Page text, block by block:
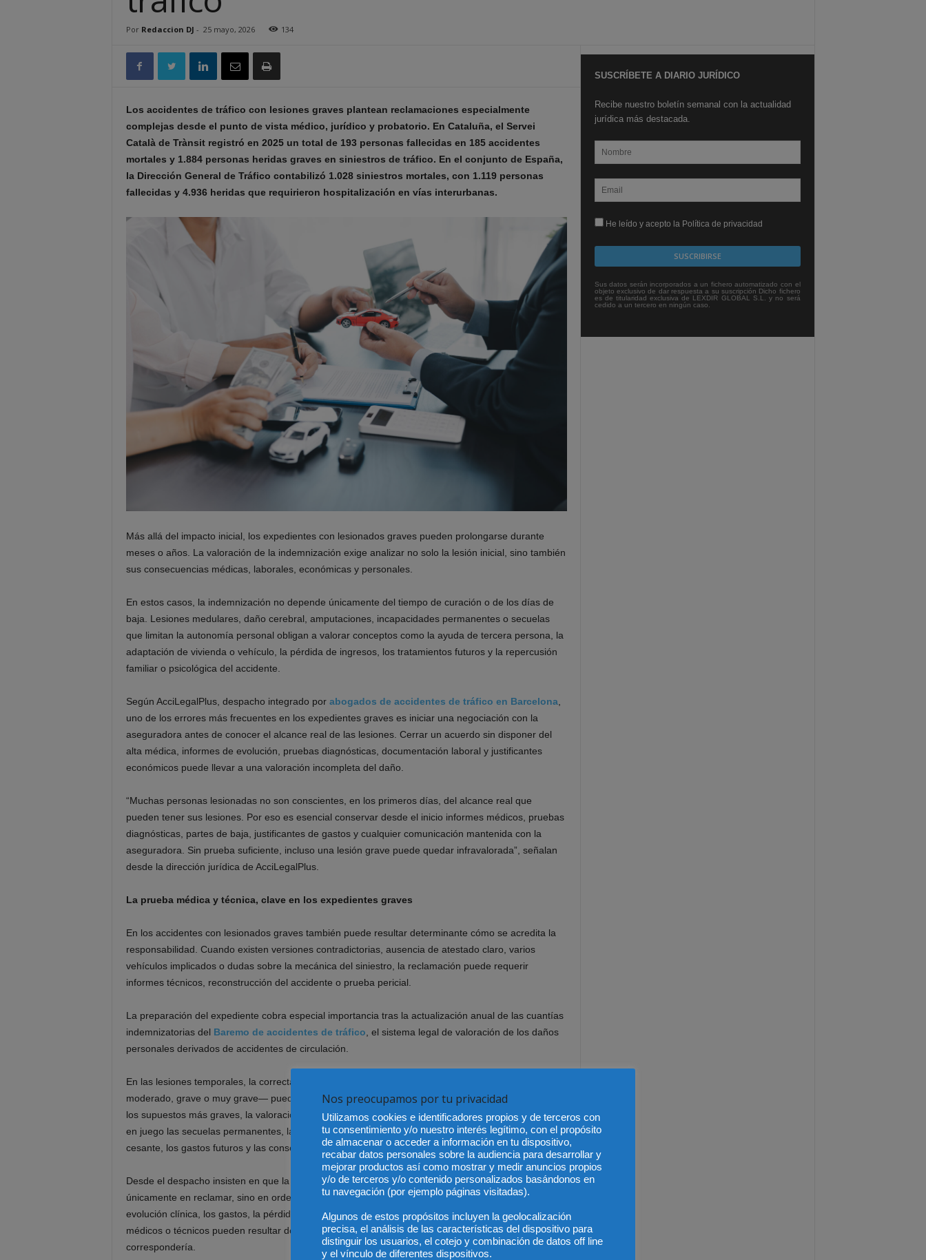
Por Redaccion DJ - 25 mayo, 2026 134
Los accidentes de tráfico con lesiones graves plantean reclamaciones especialmente
complejas desde el punto de vista médico, jurídico y probatorio. En Cataluña, el Servei
Català de Trànsit registró en 2025 un total de 193 personas fallecidas en 185 accidentes
mortales y 1.884 personas heridas graves en siniestros de tráfico. En el conjunto de España,
la Dirección General de Tráfico contabilizó 1.028 siniestros mortales, con 1.119 personas
fallecidas y 4.936 heridas que requirieron hospitalización en vías interurbanas.
Más allá del impacto inicial, los expedientes con lesionados graves pueden prolongarse durante
meses o años. La valoración de la indemnización exige analizar no solo la lesión inicial, sino también
sus consecuencias médicas, laborales, económicas y personales.
En estos casos, la indemnización no depende únicamente del tiempo de curación o de los días de
baja. Lesiones medulares, daño cerebral, amputaciones, incapacidades permanentes o secuelas
que limitan la autonomía personal obligan a valorar conceptos como la ayuda de tercera persona, la
adaptación de vivienda o vehículo, la pérdida de ingresos, los tratamientos futuros y la repercusión
familiar o psicológica del accidente.
Según AcciLegalPlus, despacho integrado por abogados de accidentes de tráfico en Barcelona
uno de los errores más frecuentes en los expedientes graves es iniciar una negociación con la
aseguradora antes de conocer el alcance real de las lesiones. Cerrar un acuerdo sin disponer del
alta médica, informes de evolución, pruebas diagnósticas, documentación laboral y justificantes
económicos puede llevar a una valoración incompleta del daño.
“Muchas personas lesionadas no son conscientes, en los primeros días, del alcance real que
pueden tener sus lesiones. Por eso es esencial conservar desde el inicio informes médicos, pruebas
diagnósticas, partes de baja, justificantes de gastos y cualquier comunicación mantenida con la
aseguradora. Sin prueba suficiente, incluso una lesión grave puede quedar infravalorada”, señalan
desde la dirección jurídica de AcciLegalPlus.
La prueba médica y técnica, clave en los expedientes graves
En los accidentes con lesionados graves también puede resultar determinante cómo se acredita la
responsabilidad. Cuando existen versiones contradictorias, ausencia de atestado claro, varios
vehículos implicados o dudas sobre la mecánica del siniestro, la reclamación puede requerir
informes técnicos, reconstrucción del accidente o prueba pericial.
La preparación del expediente cobra especial importancia tras la actualización anual de las cuantías
indemnizatorias del Baremo de accidentes de tráfico , el sistema legal de valoración de los daños
personales derivados de accidentes de circulación.
En las lesiones temporales, la correcta clasificación de los días de perjuicio personal —básico,
moderado, grave o muy grave— puede incidir directamente en la indemnización. Sin embargo, en
los supuestos más graves, la valoración no se limita a los días de curación. También pueden entrar
en juego las secuelas permanentes, la pérdida de calidad de vida, la ayuda de terceros, el lucro
cesante, los gastos futuros y las consecuencias laborales derivadas del accidente.
Desde el despacho insisten en que la primera fase de un expediente grave no debería centrarse
únicamente en reclamar, sino en ordenar la prueba. La documentación médica completa, la
evolución clínica, los gastos, la pérdida económica y, cuando proceda, los informes periciales
médicos o técnicos pueden resultar decisivos para evitar una indemnización inferior a la que
correspondería.
SUSCRÍBETE A DIARIO JURÍDICO
Recibe nuestro boletín semanal con la actualidad
jurídica más destacada.
He leído y acepto la Política de privacidad
Sus datos serán incorporados a un fichero automatizado con el
objeto exclusivo de dar respuesta a su suscripción Dicho fichero
es de titularidad exclusiva de LEXDIR GLOBAL S.L. y no será
cedido a un tercero en ningún caso.
Nos preocupamos por tu privacidad
Utilizamos cookies e identificadores propios y de terceros con
tu consentimiento y/o nuestro interés legítimo, con el propósito
de almacenar o acceder a información en tu dispositivo,
recabar datos personales sobre la audiencia para desarrollar y
mejorar productos así como mostrar y medir anuncios propios
y/o de terceros y/o contenido personalizados basándonos en
tu navegación (por ejemplo páginas visitadas).
Algunos de estos propósitos incluyen la geolocalización
precisa, el análisis de las características del dispositivo para
distinguir los usuarios, el cotejo y combinación de datos off line
y el vínculo de diferentes dispositivos.